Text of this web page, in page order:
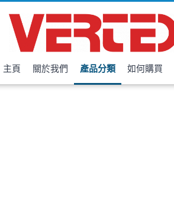
主頁 關於我們 產品分類 如何購買